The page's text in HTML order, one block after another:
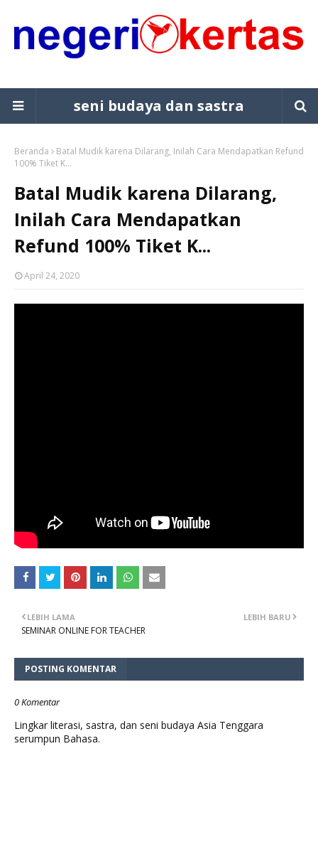
seni budaya dan sastra
Beranda
Batal Mudik karena Dilarang, Inilah Cara Mendapatkan Refund
100% Tiket K...
Batal Mudik karena Dilarang,
Inilah Cara Mendapatkan
Refund 100% Tiket K...
April 24, 2020
LEBIH BARU
LEBIH LAMA
SEMINAR ONLINE FOR TEACHER
POSTING KOMENTAR
0 Komentar
Lingkar literasi, sastra, dan seni budaya Asia Tenggara
serumpun Bahasa.